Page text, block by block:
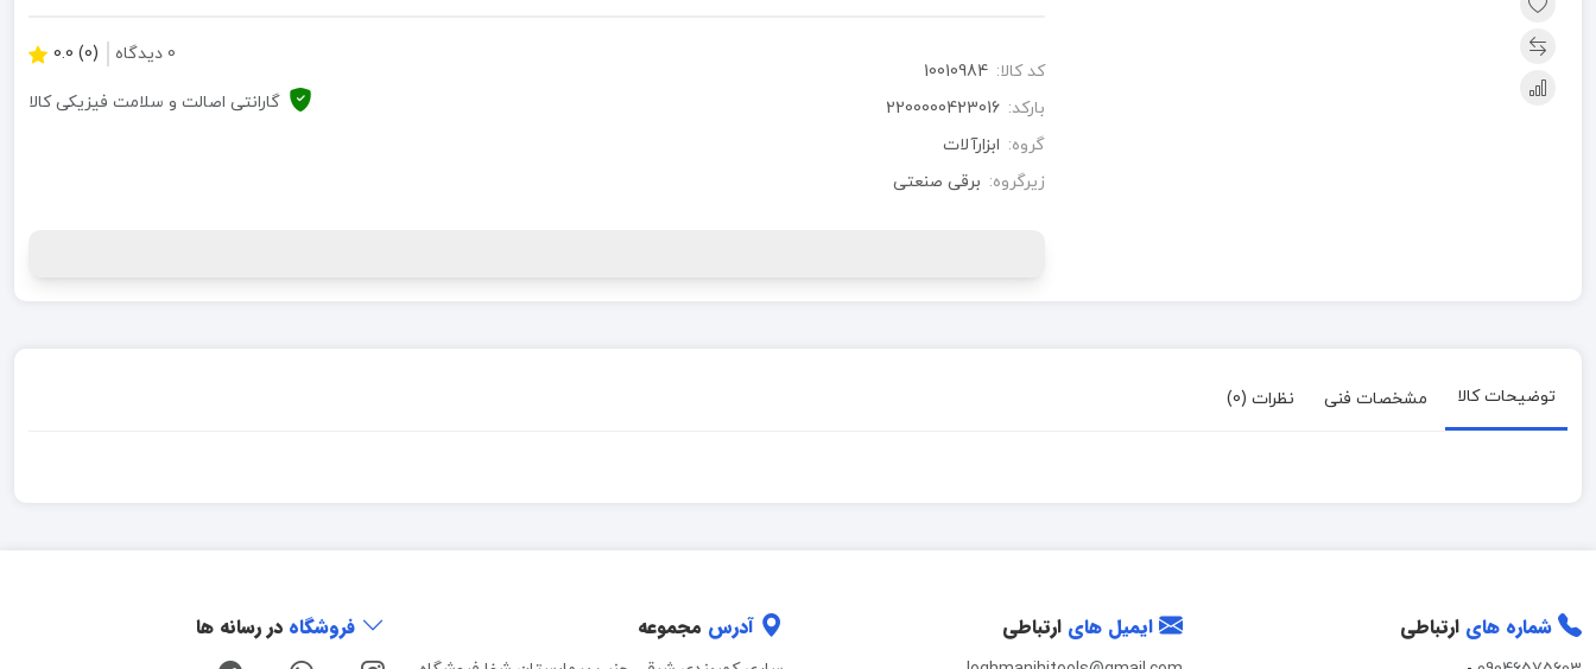
کد کالا: 10010984
بارکد: 2200000423016
گروه: ابزارآلات
زیرگروه: برقی صنعتی
0 دیدگاه (0) 0.0
گارانتی اصالت و سلامت فیزیکی کالا
توضیحات کالا مشخصات فنی نظرات (0)
شماره های ارتباطی ایمیل های ارتباطی آدرس مجموعه فروشگاه در رسانه ها